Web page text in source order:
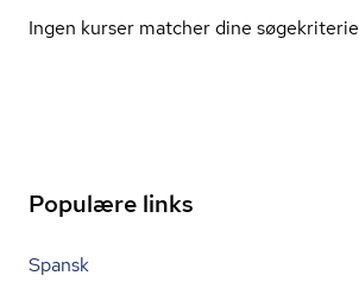
Ingen kurser matcher dine
Populære links
Spansk